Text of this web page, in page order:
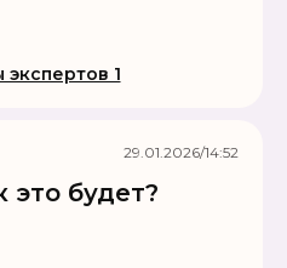
1
это будет?
29.01.2026/14:52